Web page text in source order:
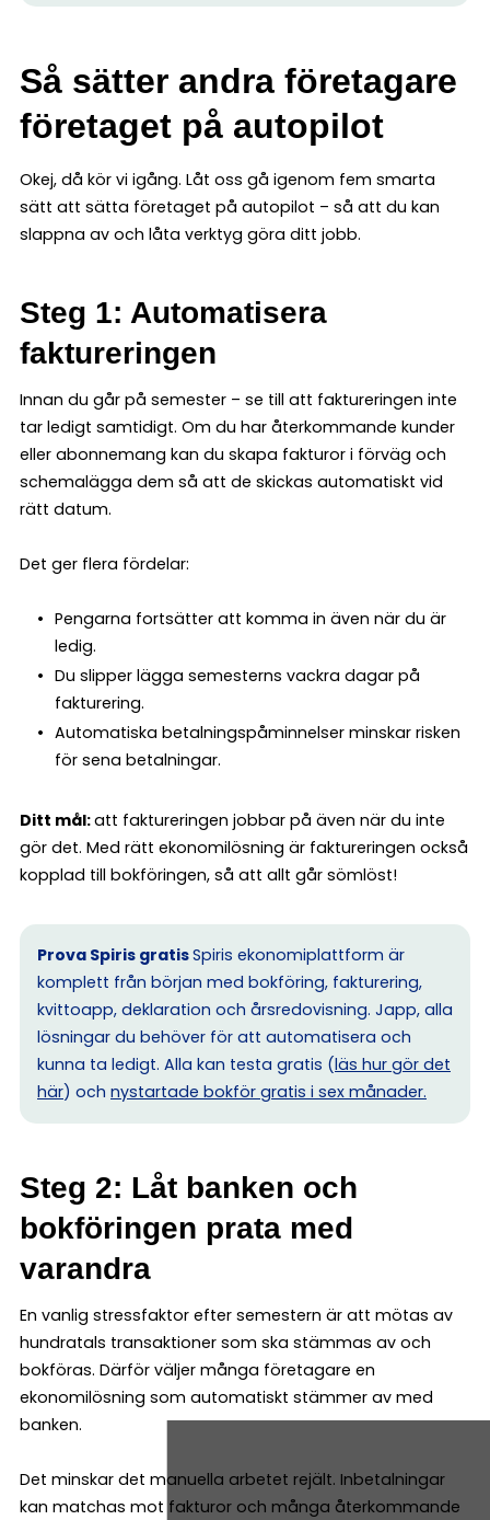
Så sätter andra företagare
företaget på autopilot
Okej, då kör vi igång. Låt oss gå igenom fem smarta
sätt att sätta företaget på autopilot – så att du kan
slappna av och låta verktyg göra ditt jobb.
Steg 1: Automatisera
faktureringen
Innan du går på semester – se till att faktureringen inte
tar ledigt samtidigt. Om du har återkommande kunder
eller abonnemang kan du skapa fakturor i förväg och
schemalägga dem så att de skickas automatiskt vid
rätt datum.
Det ger flera fördelar:
Pengarna fortsätter att komma in även när du är
ledig.
Du slipper lägga semesterns vackra dagar på
fakturering.
Automatiska betalningspåminnelser minskar risken
för sena betalningar.
Ditt mål:att faktureringen jobbar på även när du inte
gör det. Med rätt ekonomilösning är faktureringen också
kopplad till bokföringen, så att allt går sömlöst!
Prova Spiris gratisSpiris ekonomiplattform är
komplett från början med bokföring, fakturering,
kvittoapp, deklaration och årsredovisning. Japp, alla
lösningar du behöver för att automatisera och
kunna ta ledigt. Alla kan testa gratis (läs hur gör det
här) och nystartade bokför gratis i sex månader.
Steg 2: Låt banken och
bokföringen prata med
varandra
En vanlig stressfaktor efter semestern är att mötas av
hundratals transaktioner som ska stämmas av och
bokföras. Därför väljer många företagare en
ekonomilösning som automatiskt stämmer av med
banken.
Det minskar det manuella arbetet rejält. Inbetalningar
kan matchas mot fakturor och många återkommande